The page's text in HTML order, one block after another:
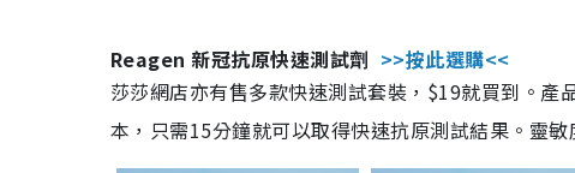
Reagen 新冠抗原快速測試劑 >>按此選購<<
莎莎網店亦有售多款快速測試套裝，$19就買到。
本，只需15分鐘就可以取得快速抗原測試結果。靈